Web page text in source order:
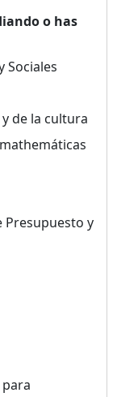
o has
Sociales
de la cultura
Presupuesto y